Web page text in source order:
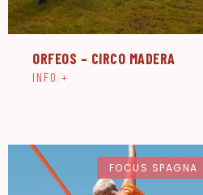
ORFEOS – CIRCO MADERA
INFO +
FOCUS SPAGNA